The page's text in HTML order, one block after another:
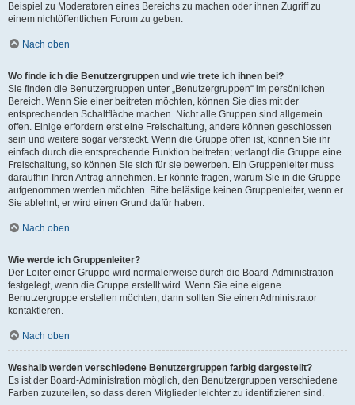
Beispiel zu Moderatoren eines Bereichs zu machen oder ihnen Zugriff zu
einem nichtöffentlichen Forum zu geben.
Nach oben
Wo finde ich die Benutzergruppen und wie trete ich ihnen bei?
Sie finden die Benutzergruppen unter „Benutzergruppen“ im persönlichen
Bereich. Wenn Sie einer beitreten möchten, können Sie dies mit der
entsprechenden Schaltfläche machen. Nicht alle Gruppen sind allgemein
offen. Einige erfordern erst eine Freischaltung, andere können geschlossen
sein und weitere sogar versteckt. Wenn die Gruppe offen ist, können Sie ihr
einfach durch die entsprechende Funktion beitreten; verlangt die Gruppe eine
Freischaltung, so können Sie sich für sie bewerben. Ein Gruppenleiter muss
daraufhin Ihren Antrag annehmen. Er könnte fragen, warum Sie in die Gruppe
aufgenommen werden möchten. Bitte belästige keinen Gruppenleiter, wenn er
Sie ablehnt, er wird einen Grund dafür haben.
Nach oben
Wie werde ich Gruppenleiter?
Der Leiter einer Gruppe wird normalerweise durch die Board-Administration
festgelegt, wenn die Gruppe erstellt wird. Wenn Sie eine eigene
Benutzergruppe erstellen möchten, dann sollten Sie einen Administrator
kontaktieren.
Nach oben
Weshalb werden verschiedene Benutzergruppen farbig dargestellt?
Es ist der Board-Administration möglich, den Benutzergruppen verschiedene
Farben zuzuteilen, so dass deren Mitglieder leichter zu identifizieren sind.